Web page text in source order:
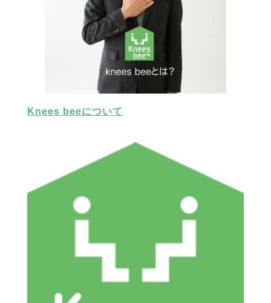
Knees beeについて